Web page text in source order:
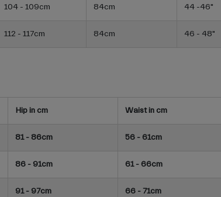
104 - 109cm 84cm 44 -46"
112 - 117cm 84cm 46 - 48"
Hip in cm Waist in cm
81 - 86cm 56 - 61cm
86 - 91cm 61 - 66cm
91 - 97cm 66 - 71cm